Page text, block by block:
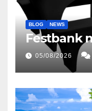
BLOG NEWS
Festbank
05/08/2026